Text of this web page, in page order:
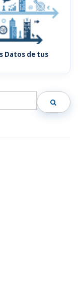
Datos de tus